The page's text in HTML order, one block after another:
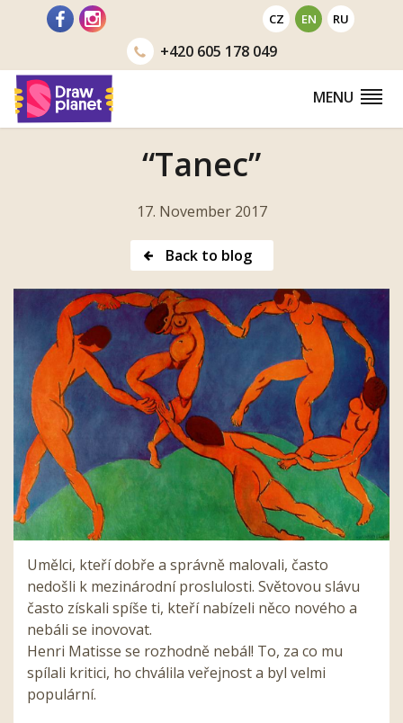
CZ EN RU
+420605 178 049
MENU
“Tanec”
17. November 2017
Back to blog
Umělci, kteří dobře a správně malovali, často
nedošli k mezinárodní proslulosti. Světovou slávu
často získali spíše ti, kteří nabízeli něco nového a
nebáli se inovovat.
Henri Matisse se rozhodně nebál! To, za co mu
spílali kritici, ho chválila veřejnost a byl velmi
populární.